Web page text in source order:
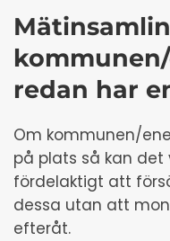
redan har
Om kommunen/
på plats så kan det
fördelaktigt att
dessa utan att
efteråt.